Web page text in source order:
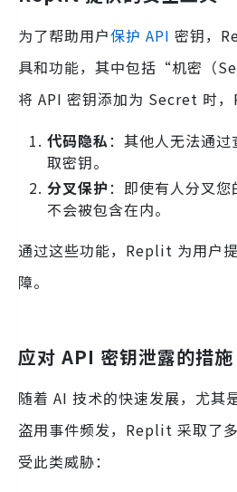
为了帮助用户保护 API 密钥，
具和功能，其中包括“机密（
将 API 密钥添加为 Secret 时，
代码隐私：其他人无法通
取密钥。
分叉保护：即使有人分叉
不会被包含在内。
通过这些功能，Replit 为用户
障。
应对 API 密钥泄露的措施
随着 AI 技术的快速发展，尤其
盗用事件频发，Replit 采取了
受此类威胁：